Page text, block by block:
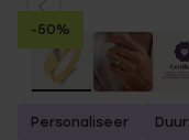
are
here:
-50%
Personaliseer